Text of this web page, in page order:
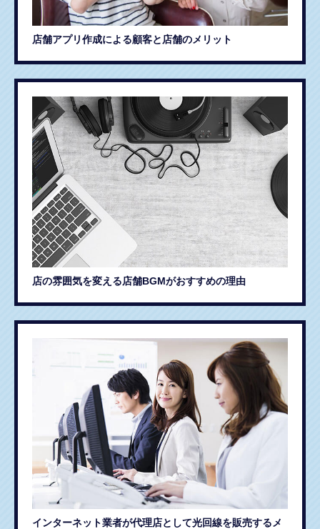
店舗アプリ作成による顧客と店舗のメリット
店の雰囲気を変える店舗BGMがおすすめの理由
インターネット業者が代理店として光回線を販売するメ